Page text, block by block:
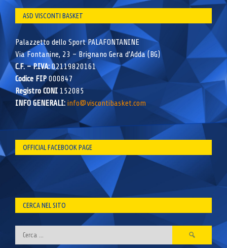
ASD VISCONTI BASKET
Palazzetto dello Sport PALAFONTANINE
Via Fontanine, 23 – Brignano Gera d’Adda (BG)
C.F. – P.IVA:02119820161
Codice FIP000847
Registro CONI 152085
INFO GENERALI: info@viscontibasket.com
OFFICIAL FACEBOOK PAGE
CERCA NEL SITO
Ricerca
per: